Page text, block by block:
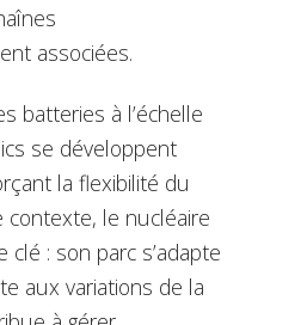
associées.
batteries à l’échelle
se développent
la flexibilité du
contexte, le nucléaire
: son parc s’adapte
aux variations de la